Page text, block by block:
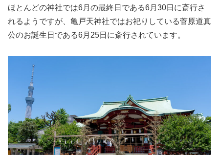
ほとんどの神社では6月の最終日である6月30日に斎行さ
れるようですが、亀戸天神社ではお祀りしている菅原道真
公のお誕生日である6月25日に斎行されています。